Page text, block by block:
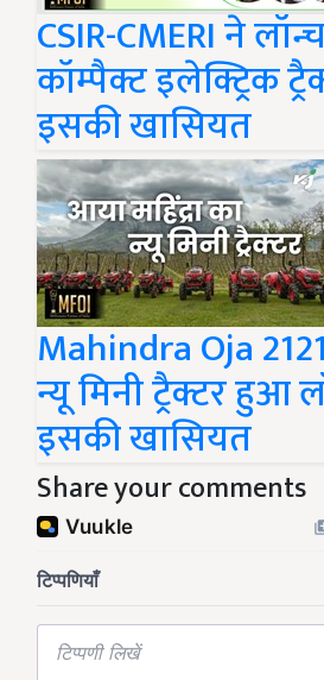
CSIR-CMERI ने
कॉम्पैक्ट इलेक्ट्रिक
इसकी खासियत
Mahindra Oja
न्यू मिनी ट्रैक्टर हुआ
इसकी खासियत
Share your comments